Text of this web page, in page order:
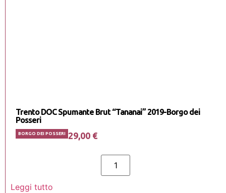
Trento DOC Spumante Brut “Tananai” 2019-Borgo dei
Posseri
BORGO DEI POSSERI 29,00 €
Leggi tutto